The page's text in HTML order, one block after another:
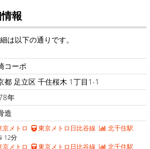
報
は以下の通りです。
コーポ
都 足立区 千住桜木 1丁目1-1
年
造
京メトロ 東京メトロ日比谷線
北千住駅
12分
京メトロ
東京メトロ日比谷線
北千住駅